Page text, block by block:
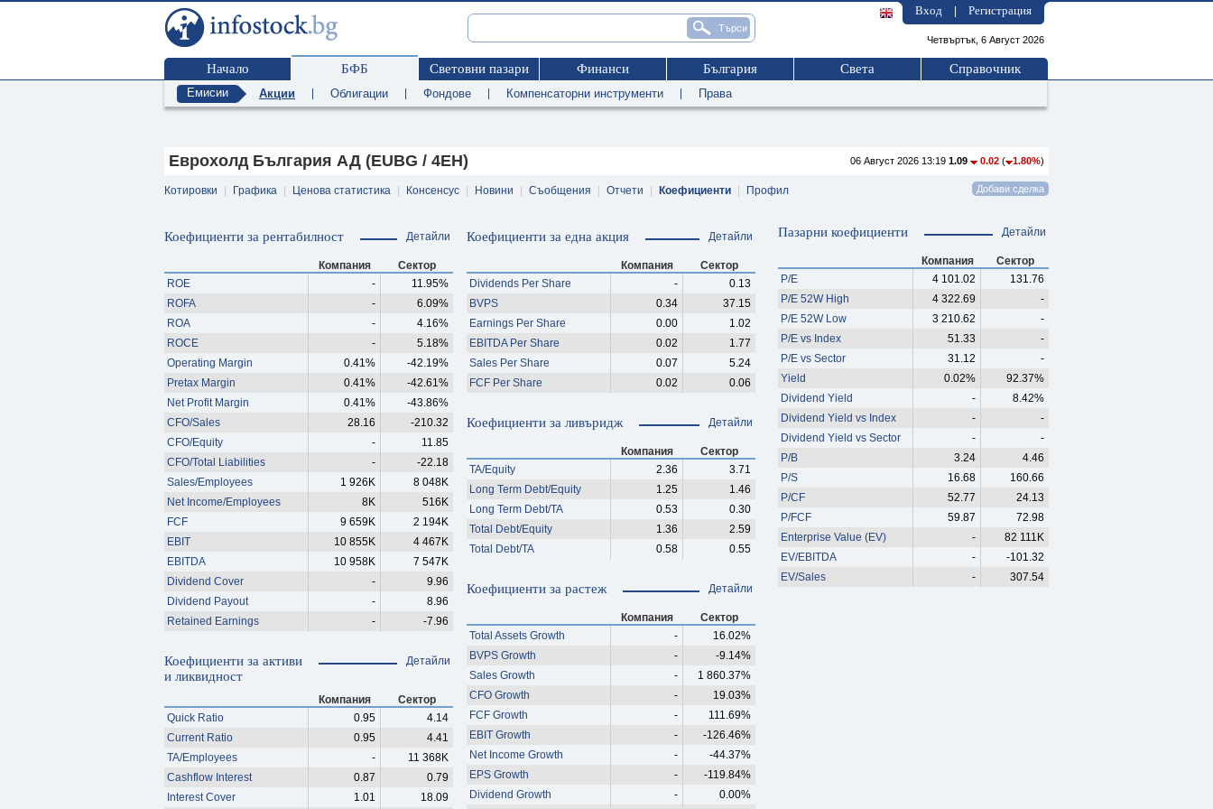
Вход Регистрация
Четвъртък, 6 Август 2026
Начало БФБ Световни пазари Финанси България Света Справочник
Емисии Акции Облигации Фондове Компенсаторни инструменти Права
06 Август 2026 13:19 1.09 0.02 ( 1.80%)
Еврохолд България АД (EUBG / 4EH)
Котировки Графика Ценова статистика Консенсус Новини Съобщения Отчети Коефициенти Профил
Коефициенти за рентабилност Детайли
Компания
Сектор
ROE
-
11.95%
ROFA
-
6.09%
ROA
-
4.16%
ROCE
-
5.18%
Operating Margin
0.41%
-42.19%
Pretax Margin
0.41%
-42.61%
Net Profit Margin
0.41%
-43.86%
CFO/Sales
28.16
-210.32
CFO/Equity
-
11.85
CFO/Total Liabilities
-
-22.18
Sales/Employees
1 926K
8 048K
Net Income/Employees
8K
516K
FCF
9 659K
2 194K
EBIT
10 855K
4 467K
EBITDA
10 958K
7 547K
Dividend Cover
-
9.96
Dividend Payout
-
8.96
Retained Earnings
- -7.96
Коефициенти за активи
и ликвидност
Детайли
Компания
Сектор
Quick Ratio
0.95
4.14
Current Ratio
0.95
4.41
TA/Employees
-
11 368K
Cashflow Interest
0.87
0.79
Interest Cover
1.01 18.09
Коефициенти за една акция Детайли
Компания
Сектор
Dividends Per Share
-
0.13
BVPS
0.34
37.15
Earnings Per Share
0.00
1.02
EBITDA Per Share
0.02
1.77
Sales Per Share
0.07
5.24
FCF Per Share
0.02 0.06
Коефициенти за ливъридж Детайли
Компания
Сектор
TA/Equity
2.36
3.71
Long Term Debt/Equity
1.25
1.46
Long Term Debt/TA
0.53
0.30
Total Debt/Equity
1.36
2.59
Total Debt/TA
0.58 0.55
Коефициенти за растеж Детайли
Компания
Сектор
Total Assets Growth
-
16.02%
BVPS Growth
-
-9.14%
Sales Growth
-
1 860.37%
CFO Growth
-
19.03%
FCF Growth
-
111.69%
EBIT Growth
-
-126.46%
Net Income Growth
-
-44.37%
EPS Growth
-
-119.84%
Dividend Growth
-
0.00%
Пазарни коефициенти Детайли
Компания
Сектор
P/E
4 101.02
131.76
P/E 52W High
4 322.69
-
P/E 52W Low
3 210.62
-
P/E vs Index
51.33
-
P/E vs Sector
31.12
-
Yield
0.02%
92.37%
Dividend Yield
-
8.42%
Dividend Yield vs Index
-
-
Dividend Yield vs Sector
-
-
P/B
3.24
4.46
P/S
16.68
160.66
P/CF
52.77
24.13
P/FCF
59.87
72.98
Enterprise Value (EV)
-
82 111K
EV/EBITDA
-
-101.32
EV/Sales
- 307.54